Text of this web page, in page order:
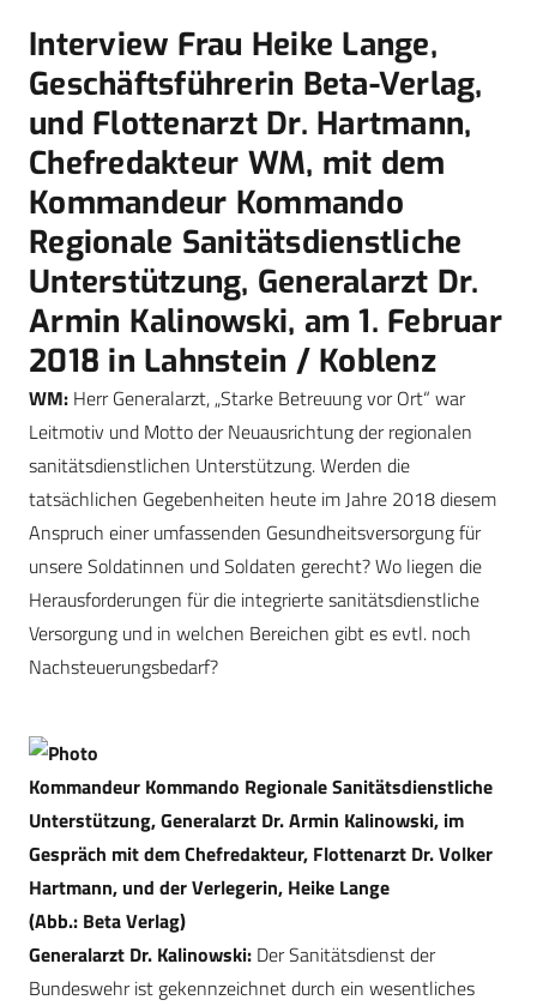
Interview Frau Heike Lange,
Geschäftsführerin Beta-Verlag,
und Flottenarzt Dr. Hartmann,
Chefredakteur WM, mit dem
Kommandeur Kommando
Regionale Sanitätsdienstliche
Unterstützung, Generalarzt Dr.
Armin ­Kalinowski, am 1. Februar
2018 in Lahnstein / Koblenz
WM: Herr Generalarzt, „Starke Betreuung vor Ort“ war
Leitmotiv und Motto der Neuausrichtung der regionalen
sanitätsdienstlichen Unterstützung. Werden die
tatsächlichen Gegebenheiten heute im Jahre 2018 diesem
Anspruch einer umfassenden Gesundheitsversorgung für
unsere Soldatinnen und Soldaten gerecht? Wo liegen die
Herausforderungen für die integrierte sanitätsdienstliche
Versorgung und in welchen Bereichen gibt es evtl. noch
Nachsteuerungsbedarf?
Kommandeur Kommando Regionale Sanitätsdienstliche
Unterstützung, Generalarzt Dr. Armin Kalinowski, im
Gespräch mit dem Chefredakteur, Flottenarzt Dr. Volker
Hartmann, und der Verlegerin, Heike Lange
(Abb.: Beta Verlag)
Generalarzt Dr. Kalinowski: Der Sanitätsdienst der
Bundeswehr ist gekennzeichnet durch ein wesentliches